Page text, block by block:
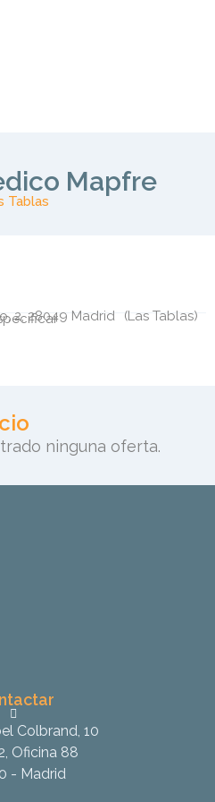
Mapfre
Tablas
2, 28049 Madrid (Las Tablas)
ninguna oferta.
Colbrand, 10
Oficina 88
- Madrid